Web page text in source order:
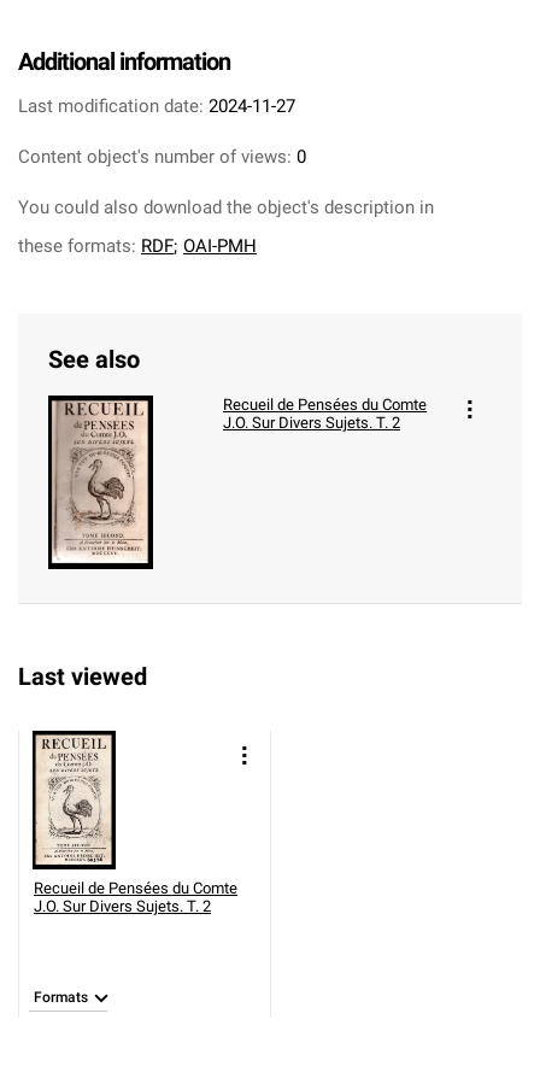
Additional information
Last modification date: 2024-11-27
Content object's number of views: 0
You could also download the object's description in
these formats: RDF; OAI-PMH
See also
Recueil de Pensées du Comte
J.O. Sur Divers Sujets. T. 2
Last viewed
Recueil de Pensées du Comte
J.O. Sur Divers Sujets. T. 2
Formats